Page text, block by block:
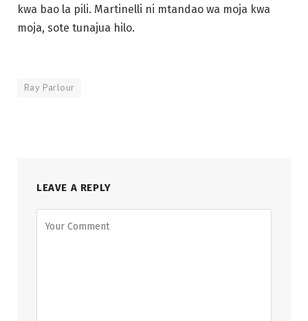
kwa bao la pili. Martinelli ni mtandao wa moja kwa
moja, sote tunajua hilo.
Ray Parlour
LEAVE A REPLY